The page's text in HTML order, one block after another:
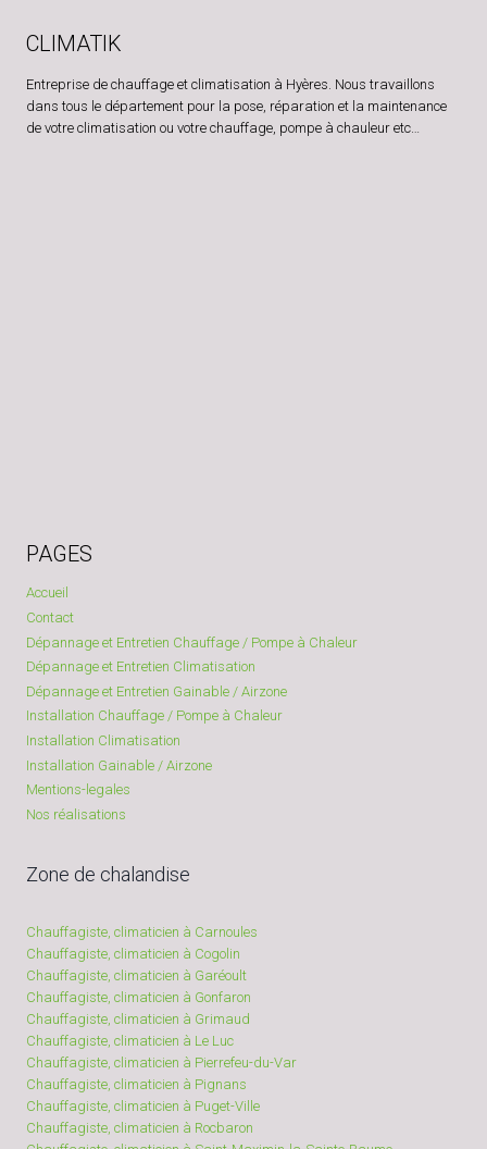
CLIMATIK
Entreprise de chauffage et climatisation à Hyères. Nous travaillons
dans tous le département pour la pose, réparation et la maintenance
de votre climatisation ou votre chauffage, pompe à chauleur etc…
PAGES
Accueil
Contact
Dépannage et Entretien Chauffage / Pompe à Chaleur
Dépannage et Entretien Climatisation
Dépannage et Entretien Gainable / Airzone
Installation Chauffage / Pompe à Chaleur
Installation Climatisation
Installation Gainable / Airzone
Mentions-legales
Nos réalisations
Zone de chalandise
Chauffagiste, climaticien à Carnoules
Chauffagiste, climaticien à Cogolin
Chauffagiste, climaticien à Garéoult
Chauffagiste, climaticien à Gonfaron
Chauffagiste, climaticien à Grimaud
Chauffagiste, climaticien à Le Luc
Chauffagiste, climaticien à Pierrefeu-du-Var
Chauffagiste, climaticien à Pignans
Chauffagiste, climaticien à Puget-Ville
Chauffagiste, climaticien à Rocbaron